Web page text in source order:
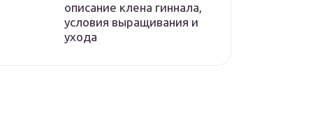
описание клена гиннала,
условия выращивания и
ухода